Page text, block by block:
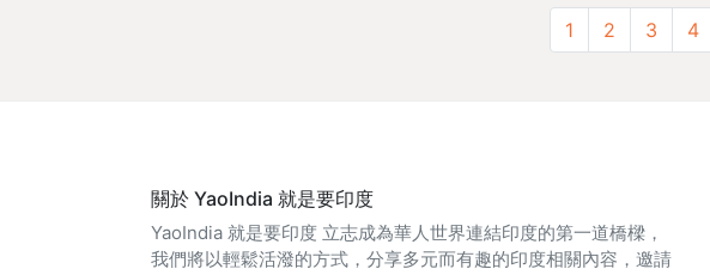
1 2 3 4
關於 YaoIndia 就是要印度
YaoIndia 就是要印度 立志成為華人世界連結印度的第一道橋樑，
我們將以輕鬆活潑的方式，分享多元而有趣的印度相關內容，邀請